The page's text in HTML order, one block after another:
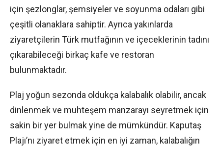
için şezlonglar, şemsiyeler ve soyunma odaları gibi
çeşitli olanaklara sahiptir. Ayrıca yakınlarda
ziyaretçilerin Türk mutfağının ve içeceklerinin tadını
çıkarabileceği birkaç kafe ve restoran
bulunmaktadır.
Plaj yoğun sezonda oldukça kalabalık olabilir, ancak
dinlenmek ve muhteşem manzarayı seyretmek için
sakin bir yer bulmak yine de mümkündür. Kaputaş
Plajı’nı ziyaret etmek için en iyi zaman, kalabalığın